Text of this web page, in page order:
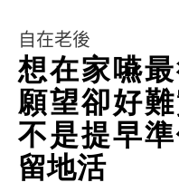
自在老後
想在家嚥
願望卻好
不是提早
留地活